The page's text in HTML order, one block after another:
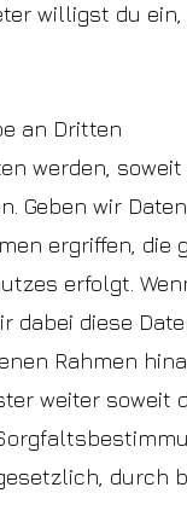
willigst du
an Dritten
werden,
Geben wir
ergriffen, die
erfolgt.
dabei diese
Rahmen
weiter soweit
durch